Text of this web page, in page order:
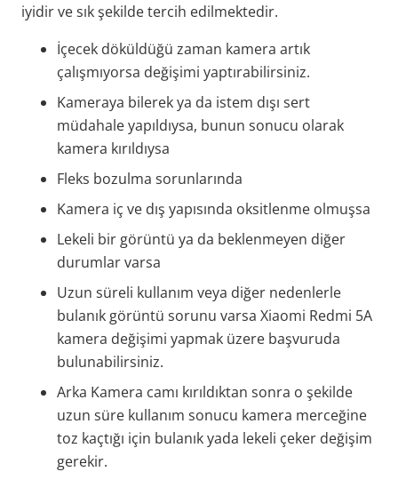
iyidir ve sık şekilde tercih edilmektedir.
İçecek döküldüğü zaman kamera artık
çalışmıyorsa değişimi yaptırabilirsiniz.
Kameraya bilerek ya da istem dışı sert
müdahale yapıldıysa, bunun sonucu olarak
kamera kırıldıysa
Fleks bozulma sorunlarında
Kamera iç ve dış yapısında oksitlenme olmuşsa
Lekeli bir görüntü ya da beklenmeyen diğer
durumlar varsa
Uzun süreli kullanım veya diğer nedenlerle
bulanık görüntü sorunu varsa Xiaomi Redmi 5A
kamera değişimi yapmak üzere başvuruda
bulunabilirsiniz.
Arka Kamera camı kırıldıktan sonra o şekilde
uzun süre kullanım sonucu kamera merceğine
toz kaçtığı için bulanık yada lekeli çeker değişim
gerekir.